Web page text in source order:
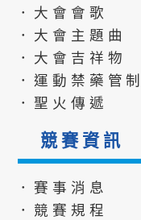
．大會會歌
．大會主題曲
．大會吉祥物
．運動禁藥管制
．聖火傳遞
競賽資訊
．賽事消息
．競賽規程